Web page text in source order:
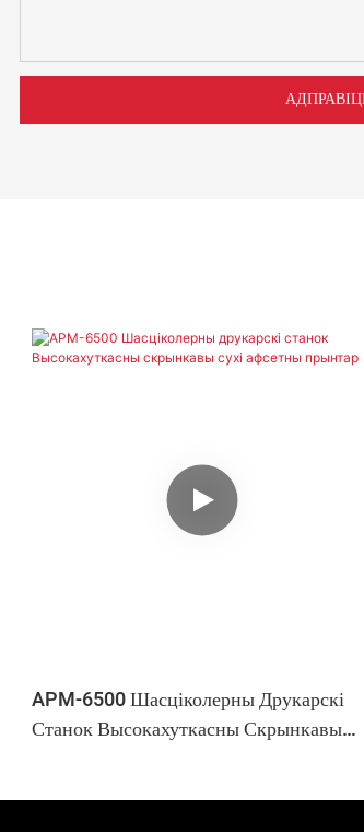
APM-6500 Шасціколерны Друкарскі
Станок Высокахуткасны Скрынкавы